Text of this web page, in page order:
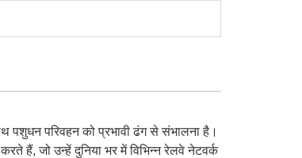
पशुधन परिवहन को प्रभावी ढंग से संभालना है।
हैं, जो उन्हें दुनिया भर में विभिन्न रेलवे नेटवर्क